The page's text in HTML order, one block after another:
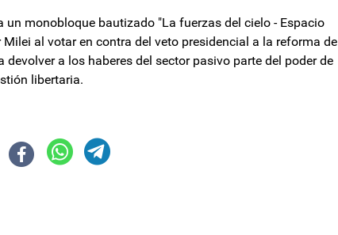
monobloque bautizado "La fuerzas del cielo - Espacio
al votar en contra del veto presidencial a la reforma de
a los haberes del sector pasivo parte del poder de
libertaria.
del veto de Javier Milei a la reforma de la Ley de movilidad
rechazamos el veto presidencial”